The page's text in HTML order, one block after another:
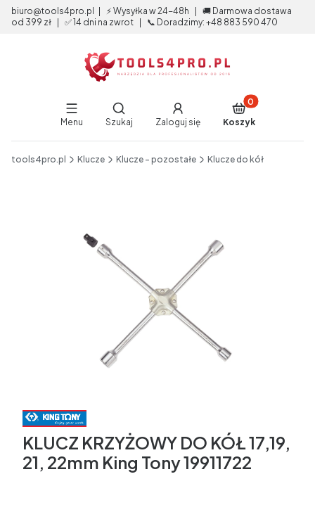
biuro@tools4pro.pl | ⚡ Wysyłka w 24-48h | 🚚 Darmowa dostawa
od 399 zł | ✅ 14 dni na zwrot | 📞 Doradzimy: +48 883 590 470
Menu
Otwórz wyszukiwarkę
Szukaj Zaloguj się
Produkty w
Koszyk
tools4pro.pl Klucze Klucze - pozostałe Klucze do kół
KLUCZ KRZYŻOWY DO KÓŁ 17,19,
21, 22mm King Tony 19911722